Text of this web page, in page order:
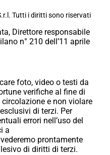
Tutti i diritti sono riservati
Direttore responsabile
n° 210 dell’11 aprile
foto, video o testi da
verifiche al fine di
e non violare
di terzi. Per
errori nell’uso del
a
prontamente
di diritti di terzi.